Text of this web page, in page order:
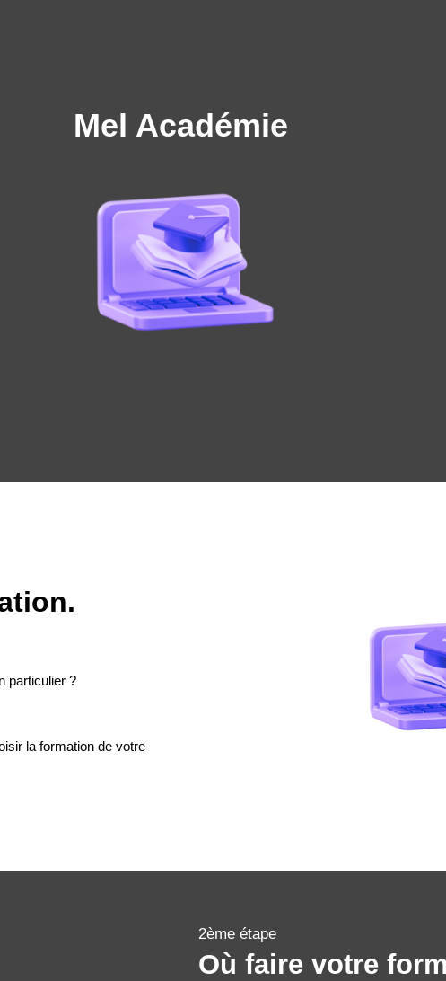
Mel Académie
particulier ?
la formation de votre
2ème étape
Où faire votre